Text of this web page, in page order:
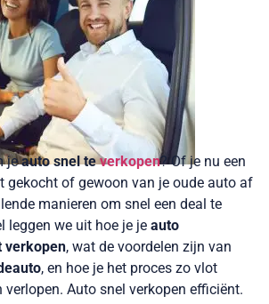
jeauto snel teverkopen? Of je nu een
gekocht of gewoon van je oude auto af
manieren om snel een deal te
leggen we uit hoe je je auto
verkopen, wat de voordelen zijn van
, en hoe je het proces zo vlot
Auto snel verkopen efficiënt.